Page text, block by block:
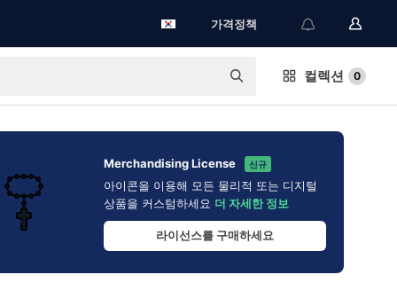
가격정책
컬렉션 0
Merchandising License 신규
아이콘을 이용해 모든 물리적 또는 디지털
상품을 커스텀하세요 더 자세한 정보
라이선스를 구매하세요